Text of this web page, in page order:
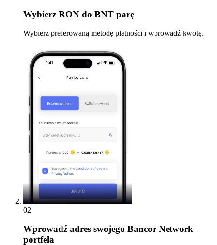
Wybierz RON do BNT parę
Wybierz preferowaną metodę płatności i wprowadź kwotę.
02
Wprowadź adres swojego Bancor Network
portfela